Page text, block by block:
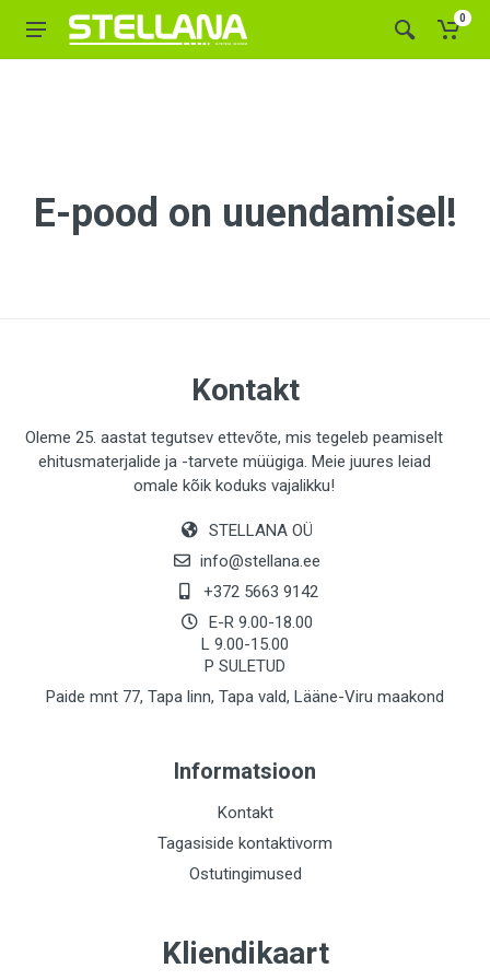
0
E-pood on uuendamisel!
Kontakt
Oleme 25. aastat tegutsev ettevõte, mis tegeleb peamiselt
ehitusmaterjalide ja -tarvete müügiga. Meie juures leiad
omale kõik koduks vajalikku!
STELLANA OÜ
info@stellana.ee
+372 5663 9142
E-R 9.00-18.00
L 9.00-15.00
P SULETUD
Paide mnt 77, Tapa linn, Tapa vald, Lääne-Viru maakond
Informatsioon
Kontakt
Tagasiside kontaktivorm
Ostutingimused
Kliendikaart